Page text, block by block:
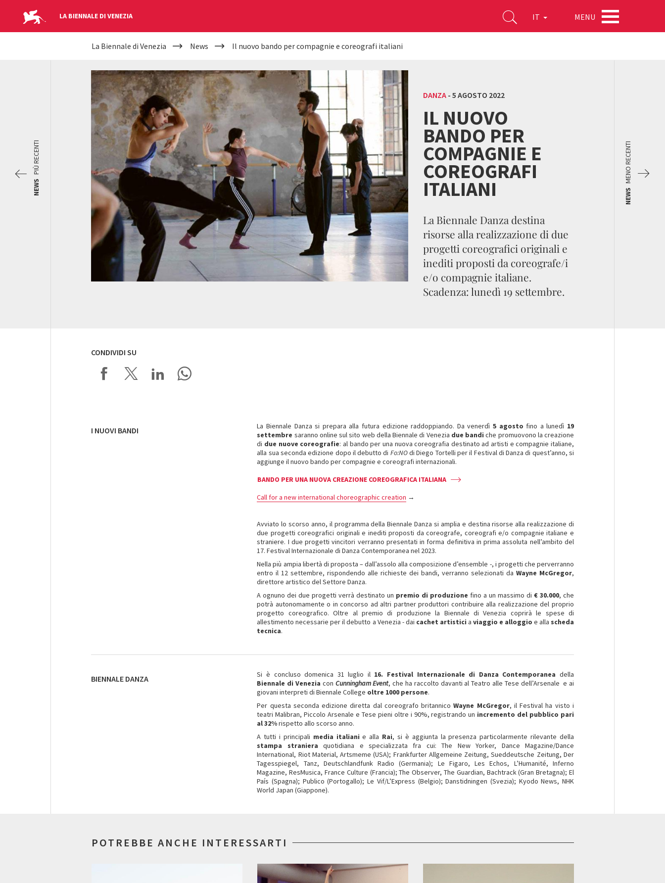
LA BIENNALE DI VENEZIA IT MENU
YOUR
HERE
La Biennale di Venezia News Il nuovo bando per compagnie e coreografi italiani
DANZA- 5 AGOSTO 2022
IL NUOVO
BANDO PER
COMPAGNIE E
COREOGRAFI
ITALIANI
La Biennale Danza destina
risorse alla realizzazione di due
progetti coreografici originali e
inediti proposti da coreografe/i
e/o compagnie italiane.
Scadenza: lunedì 19 settembre.
NEWS
MENO RECENTI
NEWS
PIÙ RECENTI
CONDIVIDI SU
I NUOVI BANDI La Biennale Danza si prepara alla futura edizione raddoppiando. Da venerdì 5 agosto fino a lunedì 19
settembre saranno online sul sito web della Biennale di Venezia due bandi che promuovono la creazione
di due nuove coreografie: al bando per una nuova coreografia destinato ad artisti e compagnie italiane,
alla sua seconda edizione dopo il debutto di Fo:NOdi Diego Tortelli per il Festival di Danza di quest’anno, si
aggiunge il nuovo bando per compagnie e coreografi internazionali.
BANDO PER UNA NUOVA CREAZIONE COREOGRAFICA ITALIANA
Call for a new international choreographic creation →
Avviato lo scorso anno, il programma della Biennale Danza si amplia e destina risorse alla realizzazione di
due progetti coreografici originali e inediti proposti da coreografe, coreografi e/o compagnie italiane e
straniere. I due progetti vincitori verranno presentati in forma definitiva in prima assoluta nell’ambito del
17. Festival Internazionale di Danza Contemporanea nel 2023.
Nella più ampia libertà di proposta – dall’assolo alla composizione d’ensemble -, i progetti che perverranno
entro il 12 settembre, rispondendo alle richieste dei bandi, verranno selezionati daWayne McGregor,
direttore artistico del Settore Danza.
A ognuno dei due progetti verrà destinato un premio di produzione fino a un massimo di€ 30.000, che
potrà autonomamente o in concorso ad altri partner produttori contribuire alla realizzazione del proprio
progetto coreografico. Oltre al premio di produzione la Biennale di Venezia coprirà le spese di
allestimento necessarie per il debutto a Venezia - dai cachet artistici a viaggio e alloggio e alla scheda
tecnica.
BIENNALE DANZA Si è concluso domenica 31 luglio il 16. Festival Internazionale di Danza Contemporanea della
Biennale di Venezia con Cunningham Event, che ha raccolto davanti al Teatro alle Tese dell’Arsenale e ai
giovani interpreti di Biennale College oltre 1000 persone.
Per questa seconda edizione diretta dal coreografo britannicoWayne McGregor, il Festival ha visto i
teatri Malibran, Piccolo Arsenale e Tese pieni oltre i 90%, registrando un incremento del pubblico pari
al 32%rispetto allo scorso anno.
A tutti i principali media italiani e alla Rai, si è aggiunta la presenza particolarmente rilevante della
stampa straniera quotidiana e specializzata fra cui: The New Yorker, Dance Magazine/Dance
International, Riot Material, Artsmeme (USA); Frankfurter Allgemeine Zeitung, Sueddeutsche Zeitung, Der
Tagesspiegel, Tanz, Deutschlandfunk Radio (Germania); Le Figaro, Les Echos, L’Humanité, Inferno
Magazine, ResMusica, France Culture (Francia); The Observer, The Guardian, Bachtrack (Gran Bretagna); El
País (Spagna); Publico (Portogallo); Le Vif/L’Express (Belgio); Danstidningen (Svezia); Kyodo News, NHK
World Japan (Giappone).
POTREBBE ANCHE INTERESSARTI